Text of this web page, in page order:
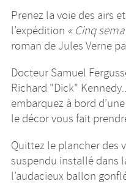
Prenez la voie des airs
l’expédition « Cinq
roman de Jules Verne
Docteur Samuel
Richard "Dick"
embarquez à bord
le décor vous fait
Quittez le plancher des
suspendu installé dans
l’audacieux ballon